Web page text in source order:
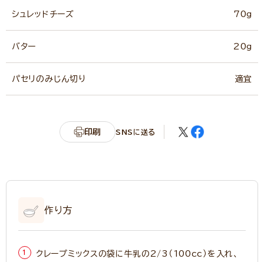
シュレッドチーズ 70g
バター 20g
パセリのみじん切り 適宜
印刷 SNSに送る
作り方
クレープミックスの袋に牛乳の2/3（100cc）を入れ、